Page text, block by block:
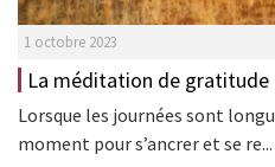
1 octobre 2023
La méditation de gratitude
Lorsque les journées sont
moment pour s’ancrer et se re...